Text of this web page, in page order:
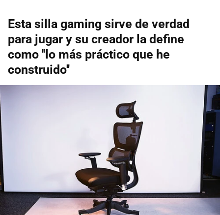
Esta silla gaming sirve de verdad
para jugar y su creador la define
como ''lo más práctico que he
construido''